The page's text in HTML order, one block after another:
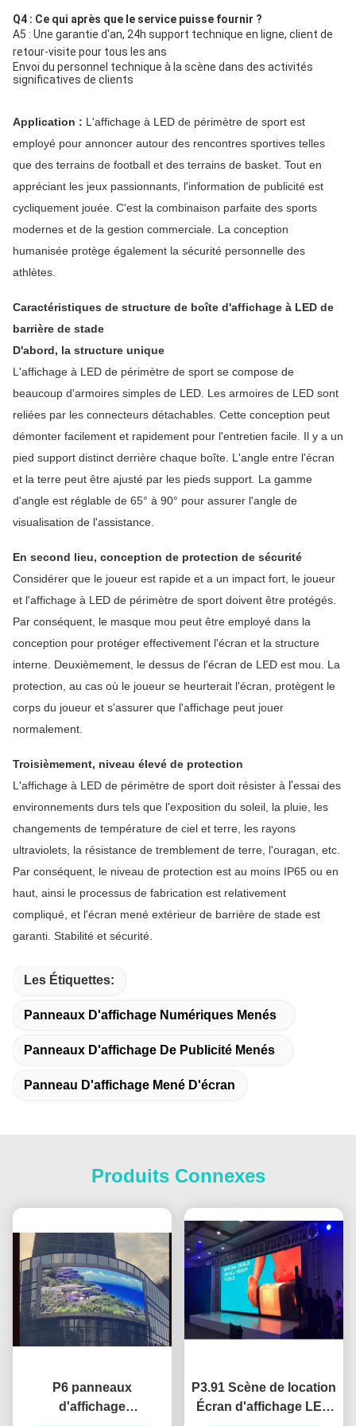
Q4 : Ce qui après que le service puisse fournir ?
A5 : Une garantie d'an, 24h support technique en ligne, client de
retour-visite pour tous les ans
Envoi du personnel technique à la scène dans des activités
significatives de clients
Application : L'affichage à LED de périmètre de sport est
employé pour annoncer autour des rencontres sportives telles
que des terrains de football et des terrains de basket. Tout en
appréciant les jeux passionnants, l'information de publicité est
cycliquement jouée. C'est la combinaison parfaite des sports
modernes et de la gestion commerciale. La conception
humanisée protège également la sécurité personnelle des
athlètes.
Caractéristiques de structure de boîte d'affichage à LED de
barrière de stade
D'abord, la structure unique
L'affichage à LED de périmètre de sport se compose de
beaucoup d'armoires simples de LED. Les armoires de LED sont
reliées par les connecteurs détachables. Cette conception peut
démonter facilement et rapidement pour l'entretien facile. Il y a un
pied support distinct derrière chaque boîte. L'angle entre l'écran
et la terre peut être ajusté par les pieds support. La gamme
d'angle est réglable de 65° à 90° pour assurer l'angle de
visualisation de l'assistance.
En second lieu, conception de protection de sécurité
Considérer que le joueur est rapide et a un impact fort, le joueur
et l'affichage à LED de périmètre de sport doivent être protégés.
Par conséquent, le masque mou peut être employé dans la
conception pour protéger effectivement l'écran et la structure
interne. Deuxièmement, le dessus de l'écran de LED est mou. La
protection, au cas où le joueur se heurterait l'écran, protègent le
corps du joueur et s'assurer que l'affichage peut jouer
normalement.
Troisièmement, niveau élevé de protection
L'affichage à LED de périmètre de sport doit résister à l'essai des
environnements durs tels que l'exposition du soleil, la pluie, les
changements de température de ciel et terre, les rayons
ultraviolets, la résistance de tremblement de terre, l'ouragan, etc.
Par conséquent, le niveau de protection est au moins IP65 ou en
haut, ainsi le processus de fabrication est relativement
compliqué, et l'écran mené extérieur de barrière de stade est
garanti. Stabilité et sécurité.
Les Étiquettes:
Panneaux D'affichage Numériques Menés
Panneaux D'affichage De Publicité Menés
Panneau D'affichage Mené D'écran
Produits Connexes
P6 panneaux
d'affichage
P3.91 Scène de location
Écran d'affichage LED